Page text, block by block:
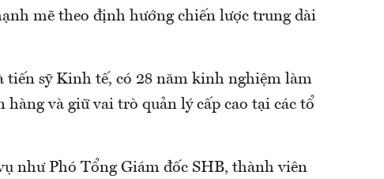
mẽ theo định hướng chiến lược trung dài
tiến sỹ Kinh tế, có 28 năm kinh nghiệm làm
và giữ vai trò quản lý cấp cao tại các tổ
như Phó Tổng Giám đốc SHB, thành viên